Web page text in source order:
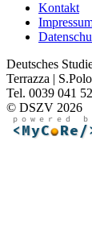
Kontakt
Deutsches
Terrazza |
Tel. 0039 041
© DSZV 2026